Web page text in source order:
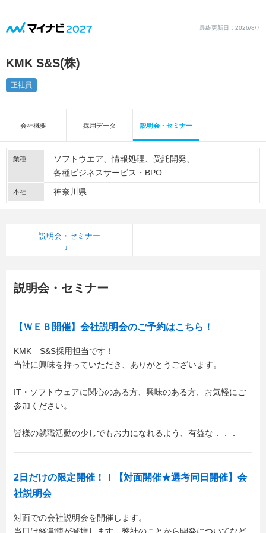
最終更新日：2026/8/7
KMK S&S(株)
正社員
会社概要 採用データ 説明会・セミナー
業種 ソフトウエア 情報処理
受託開発
各種ビジネスサービス・BPO
本社 神奈川県
説明会・セミナー
説明会・セミナー
【ＷＥＢ開催】会社説明会のご予約はこちら！
KMK S&S採用担当です！
当社に興味を持っていただき、ありがとうございます。
IT・ソフトウェアに関心のある方、興味のある方、お気軽にご
参加ください。
皆様の就職活動の少しでもお力になれるよう、有益な．．．
2日だけの限定開催！！【対面開催★選考同日開催】会
社説明会
対面での会社説明会を開催します。